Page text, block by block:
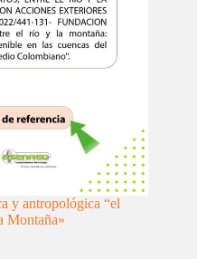
y antropológica “el
Montaña»